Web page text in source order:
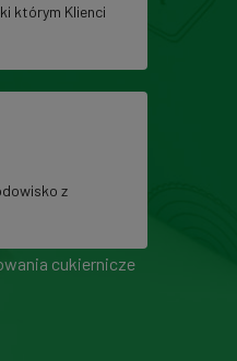
z
którym Klienci
cukiernicze